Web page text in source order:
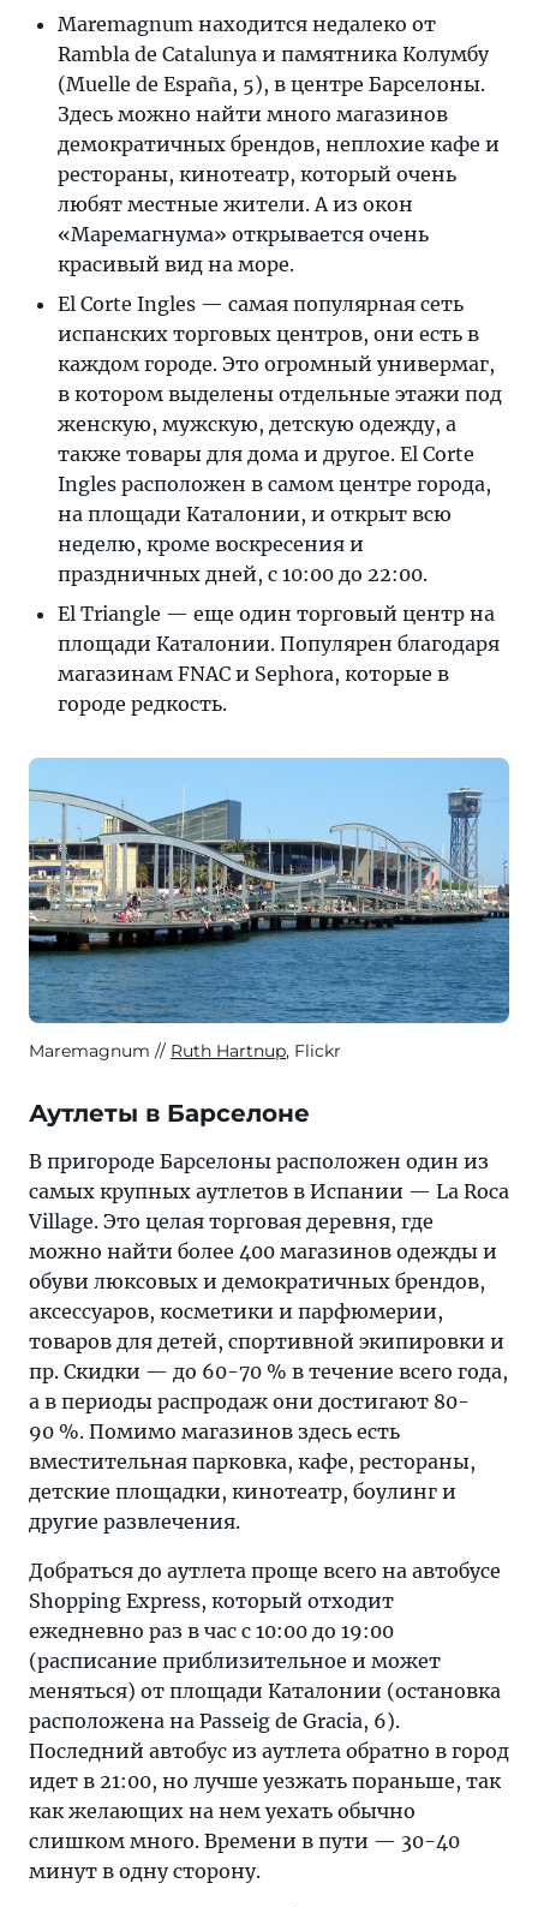
Maremagnum находится недалеко от
Rambla de Catalunya и памятника Колумбу
(Muelle de España, 5), в центре Барселоны.
Здесь можно найти много магазинов
демократичных брендов, неплохие кафе и
рестораны, кинотеатр, который очень
любят местные жители. А из окон
«Маремагнума» открывается очень
красивый вид на море.
El Corte Ingles — самая популярная сеть
испанских торговых центров, они есть в
каждом городе. Это огромный универмаг,
в котором выделены отдельные этажи под
женскую, мужскую, детскую одежду, а
также товары для дома и другое. El Corte
Ingles расположен в самом центре города,
на площади Каталонии, и открыт всю
неделю, кроме воскресения и
праздничных дней, с 10:00 до 22:00.
El Triangle — еще один торговый центр на
площади Каталонии. Популярен благодаря
магазинам FNAC и Sephora, которые в
городе редкость.
Maremagnum Ruth Hartnup, Flickr
Аутлеты в Барселоне
В пригороде Барселоны расположен один из
самых крупных аутлетов в Испании — La Roca
Village. Это целая торговая деревня, где
можно найти более 400 магазинов одежды и
обуви люксовых и демократичных брендов,
аксессуаров, косметики и парфюмерии,
товаров для детей, спортивной экипировки и
пр. Скидки — до 60-70 % в течение всего года,
а в периоды распродаж они достигают 80-
90 %. Помимо магазинов здесь есть
вместительная парковка, кафе, рестораны,
детские площадки, кинотеатр, боулинг и
другие развлечения.
Добраться до аутлета проще всего на автобусе
Shopping Express, который отходит
ежедневно раз в час с 10:00 до 19:00
(расписание приблизительное и может
меняться) от площади Каталонии (остановка
расположена на Passeig de Gracia, 6).
Последний автобус из аутлета обратно в город
идет в 21:00, но лучше уезжать пораньше, так
как желающих на нем уехать обычно
слишком много. Времени в пути — 30-40
минут в одну сторону.